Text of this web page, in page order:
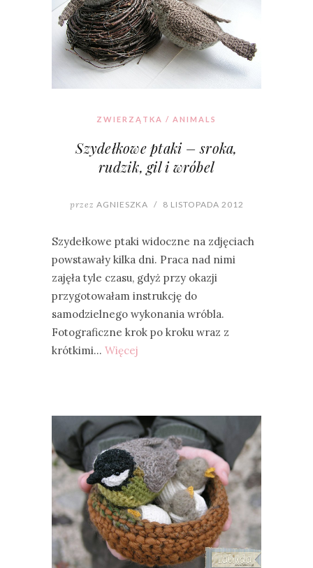
ZWIERZĄTKA / ANIMALS
Szydełkowe ptaki – sroka,
rudzik, gil i wróbel
przez AGNIESZKA / 8 LISTOPADA 2012
Szydełkowe ptaki widoczne na zdjęciach
powstawały kilka dni. Praca nad nimi
zajęła tyle czasu, gdyż przy okazji
przygotowałam instrukcję do
samodzielnego wykonania wróbla.
Fotograficzne krok po kroku wraz z
krótkimi… Więcej